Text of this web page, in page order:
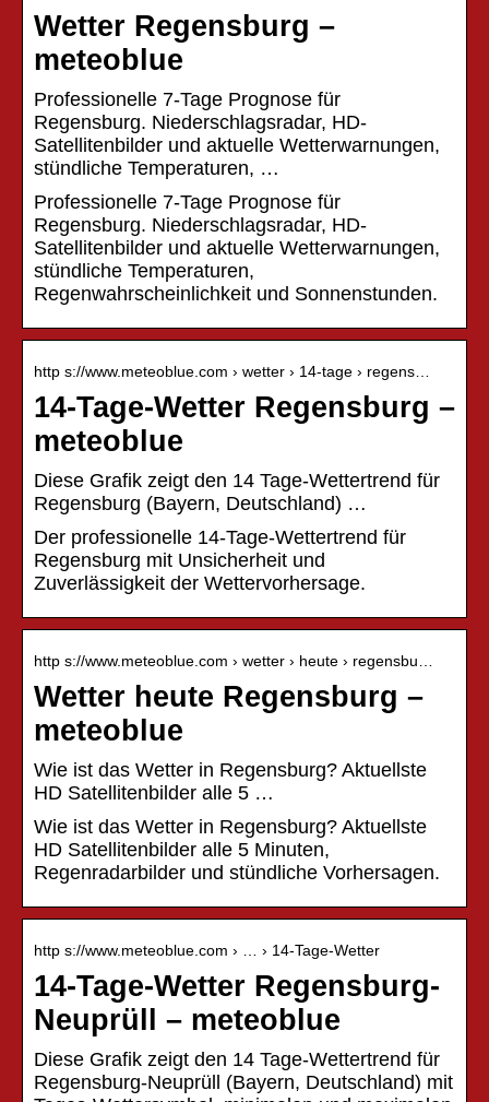
Wetter Regensburg –
meteoblue
Professionelle 7-Tage Prognose für
Regensburg. Niederschlagsradar, HD-
Satellitenbilder und aktuelle Wetterwarnungen,
stündliche Temperaturen, …
Professionelle 7-Tage Prognose für
Regensburg. Niederschlagsradar, HD-
Satellitenbilder und aktuelle Wetterwarnungen,
stündliche Temperaturen,
Regenwahrscheinlichkeit und Sonnenstunden.
http s://www.meteoblue.com › wetter › 14-tage › regens…
14-Tage-Wetter Regensburg –
meteoblue
Diese Grafik zeigt den 14 Tage-Wettertrend für
Regensburg (Bayern, Deutschland) …
Der professionelle 14-Tage-Wettertrend für
Regensburg mit Unsicherheit und
Zuverlässigkeit der Wettervorhersage.
http s://www.meteoblue.com › wetter › heute › regensbu…
Wetter heute Regensburg –
meteoblue
Wie ist das Wetter in Regensburg? Aktuellste
HD Satellitenbilder alle 5 …
Wie ist das Wetter in Regensburg? Aktuellste
HD Satellitenbilder alle 5 Minuten,
Regenradarbilder und stündliche Vorhersagen.
http s://www.meteoblue.com › … › 14-Tage-Wetter
14-Tage-Wetter Regensburg-
Neuprüll – meteoblue
Diese Grafik zeigt den 14 Tage-Wettertrend für
Regensburg-Neuprüll (Bayern, Deutschland) mit